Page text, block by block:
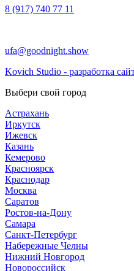
8 (917) 740 77 11
ufa@goodnight.show
Kovich Studio - разработка
Выбери свой город
Астрахань
Иркутск
Ижевск
Казань
Кемерово
Красноярск
Краснодар
Москва
Саратов
Ростов-на-Дону
Самара
Санкт-Петербург
Набережные Челны
Нижний Новгород
Новороссийск